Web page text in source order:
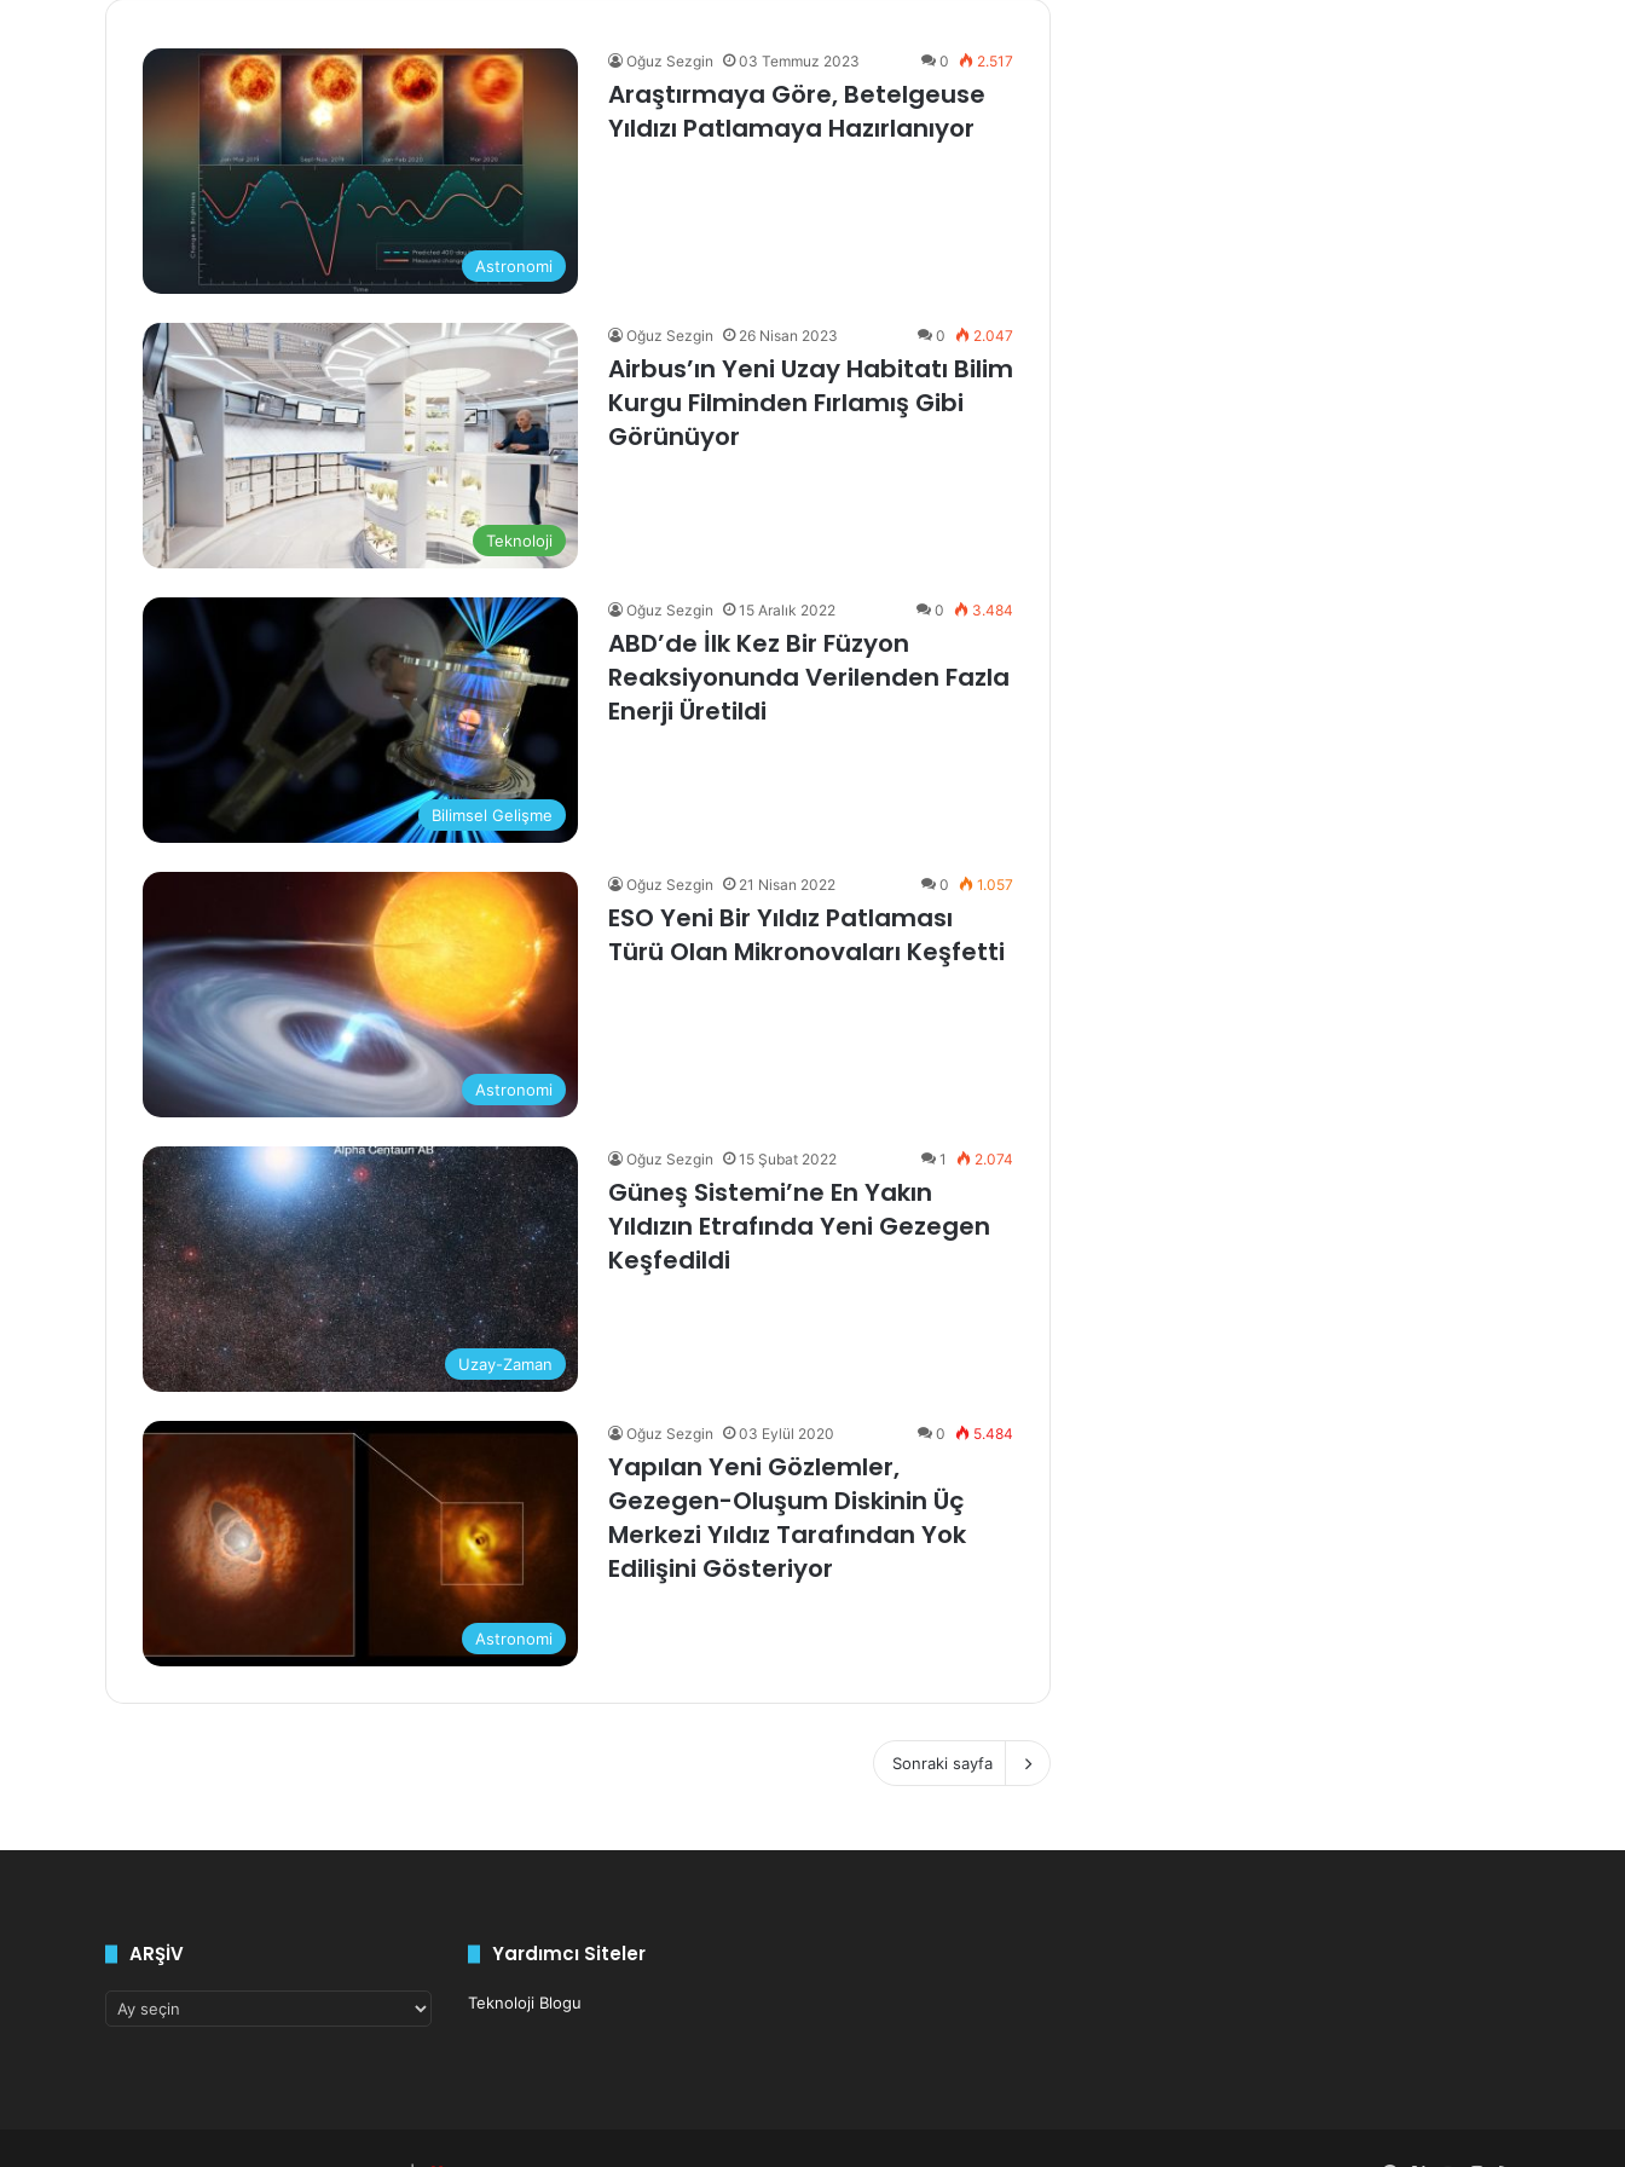
Astronomi
Oğuz Sezgin 03 Temmuz 2023 0 2.517
Araştırmaya Göre, Betelgeuse
Yıldızı Patlamaya Hazırlanıyor
Teknoloji
Oğuz Sezgin 26 Nisan 2023 0 2.047
Airbus’ın Yeni Uzay Habitatı Bilim
Kurgu Filminden Fırlamış Gibi
Görünüyor
Bilimsel Gelişme
Oğuz Sezgin 15 Aralık 2022 0 3.484
ABD’de İlk Kez Bir Füzyon
Reaksiyonunda Verilenden Fazla
Enerji Üretildi
Astronomi
Oğuz Sezgin 21 Nisan 2022 0 1.057
ESO Yeni Bir Yıldız Patlaması
Türü Olan Mikronovaları Keşfetti
Uzay-Zaman
Oğuz Sezgin 15 Şubat 2022 1 2.074
Güneş Sistemi’ne En Yakın
Yıldızın Etrafında Yeni Gezegen
Keşfedildi
Astronomi
Oğuz Sezgin 03 Eylül 2020 0 5.484
Yapılan Yeni Gözlemler,
Gezegen-Oluşum Diskinin Üç
Merkezi Yıldız Tarafından Yok
Edilişini Gösteriyor
Sonraki sayfa
ARŞİV
ARŞİV
Yardımcı Siteler
Teknoloji Blogu